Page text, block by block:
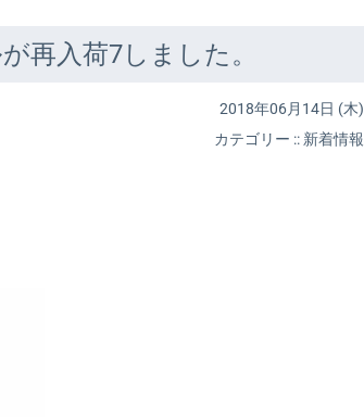
再入荷7しました。
2018年06月14日 (木)
カテゴリー :: 新着情報